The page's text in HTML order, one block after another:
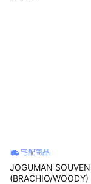
宅配商品
JOGUMAN
(BRACHIO/WOODY)